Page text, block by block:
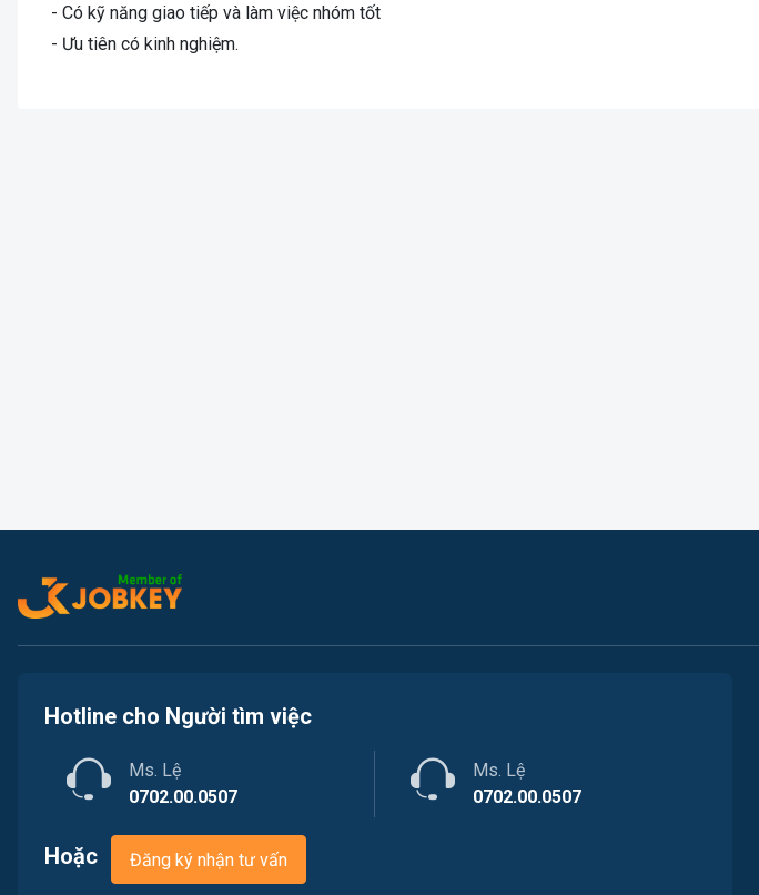
- Có kỹ năng giao tiếp và làm việc nhóm tốt
- Ưu tiên có kinh nghiệm.
Hotline cho Người tìm việc
Ms. Lệ
0702.00.0507
Ms. Lệ
0702.00.0507
Hoặc Đăng ký nhận tư vấn